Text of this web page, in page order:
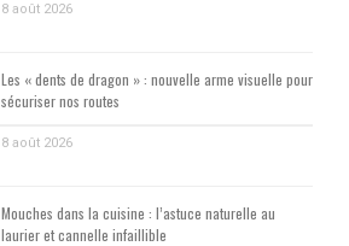
8 août 2026
Les « dents de dragon » : nouvelle arme visuelle pour
sécuriser nos routes
8 août 2026
Mouches dans la cuisine : l’astuce naturelle au
laurier et cannelle infaillible